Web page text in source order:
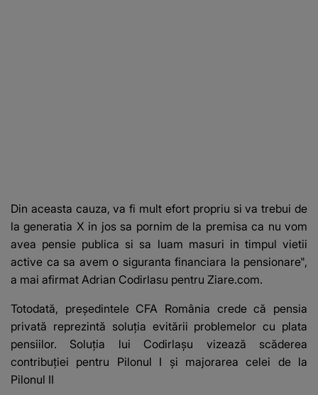
Din aceasta cauza, va fi mult efort propriu si va trebui de
la generatia X in jos sa pornim de la premisa ca nu vom
avea pensie publica si sa luam masuri in timpul vietii
active ca sa avem o siguranta financiara la pensionare",
a mai afirmat Adrian Codirlasu pentru Ziare.com.
Totodată, președintele CFA România crede că pensia
privată reprezintă soluția evitării problemelor cu plata
pensiilor. Soluția lui Codirlașu vizează scăderea
contribuției pentru Pilonul I și majorarea celei de la
Pilonul II